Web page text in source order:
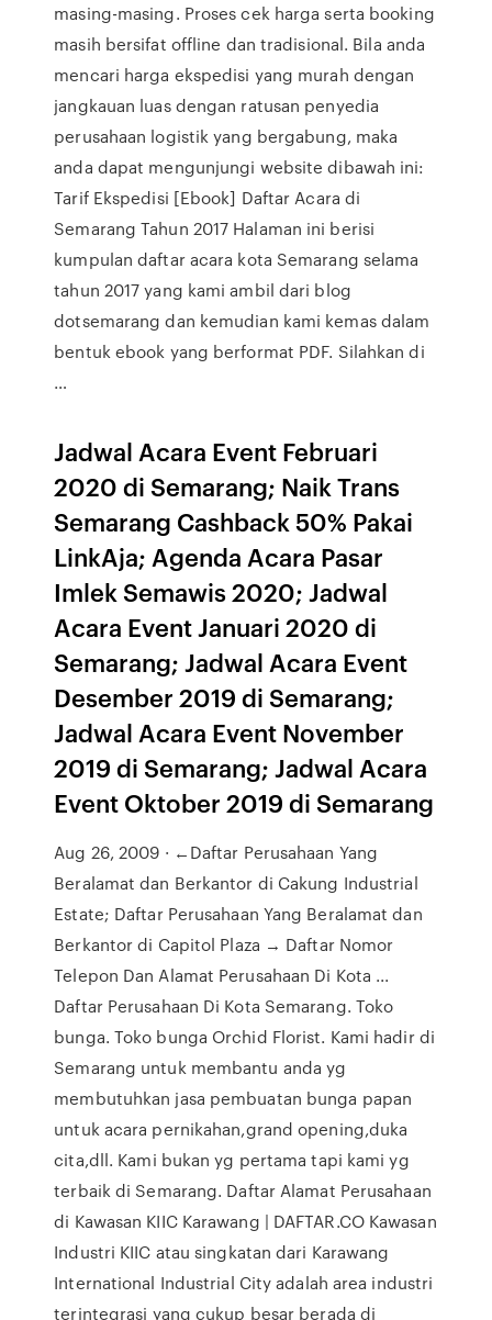
masing-masing. Proses cek harga serta booking
masih bersifat offline dan tradisional. Bila anda
mencari harga ekspedisi yang murah dengan
jangkauan luas dengan ratusan penyedia
perusahaan logistik yang bergabung, maka
anda dapat mengunjungi website dibawah ini:
Tarif Ekspedisi [Ebook] Daftar Acara di
Semarang Tahun 2017 Halaman ini berisi
kumpulan daftar acara kota Semarang selama
tahun 2017 yang kami ambil dari blog
dotsemarang dan kemudian kami kemas dalam
bentuk ebook yang berformat PDF. Silahkan di
…
Jadwal Acara Event Februari
2020 di Semarang; Naik Trans
Semarang Cashback 50% Pakai
LinkAja; Agenda Acara Pasar
Imlek Semawis 2020; Jadwal
Acara Event Januari 2020 di
Semarang; Jadwal Acara Event
Desember 2019 di Semarang;
Jadwal Acara Event November
2019 di Semarang; Jadwal Acara
Event Oktober 2019 di Semarang
Aug 26, 2009 · ←Daftar Perusahaan Yang
Beralamat dan Berkantor di Cakung Industrial
Estate; Daftar Perusahaan Yang Beralamat dan
Berkantor di Capitol Plaza → Daftar Nomor
Telepon Dan Alamat Perusahaan Di Kota ...
Daftar Perusahaan Di Kota Semarang. Toko
bunga. Toko bunga Orchid Florist. Kami hadir di
Semarang untuk membantu anda yg
membutuhkan jasa pembuatan bunga papan
untuk acara pernikahan,grand opening,duka
cita,dll. Kami bukan yg pertama tapi kami yg
terbaik di Semarang. Daftar Alamat Perusahaan
di Kawasan KIIC Karawang | DAFTAR.CO Kawasan
Industri KIIC atau singkatan dari Karawang
International Industrial City adalah area industri
terintegrasi yang cukup besar berada di